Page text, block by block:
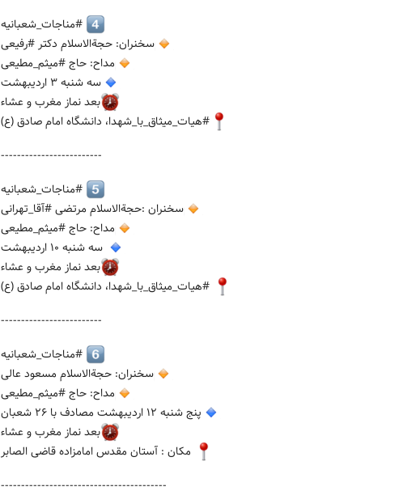
#مناجات_شعبانیه
سخنران: حجةالاسلام دکتر #رفیعی
مداح: حاج #میثم_مطیعی
سه شنبه ۳ اردیبهشت
بعد نماز مغرب و عشاء
#هیات_میثاق_با_شهدا، دانشگاه امام صادق (ع)
-------------------------
#مناجات_شعبانیه
سخنران :حجةالاسلام مرتضی #آقا_تهرانی
مداح: حاج #میثم_مطیعی
سه شنبه ۱۰ اردیبهشت
بعد نماز مغرب و عشاء
#هیات_میثاق_با_شهدا، دانشگاه امام صادق (ع)
-------------------------
#مناجات_شعبانیه
سخنران: حجةالاسلام مسعود عالی
مداح: حاج #میثم_مطیعی
پنج شنبه ۱۲ اردیبهشت مصادف با ۲۶ شعبان
بعد نماز مغرب و عشاء
مکان : آستان مقدس امامزاده قاضی الصابر
-----------------------------------------